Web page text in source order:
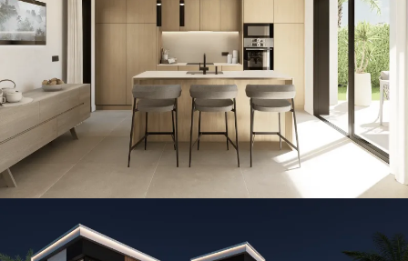
CONSTRUCCIÓN / THE ISLAND / VILLAS